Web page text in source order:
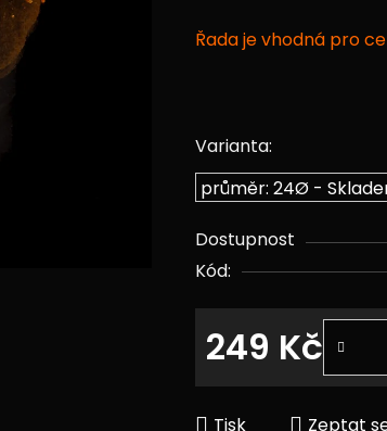
Řada je vhodná pro
Varianta:
Dostupnost
Kód:
249 Kč
Měrná cena:
Tisk Zeptat